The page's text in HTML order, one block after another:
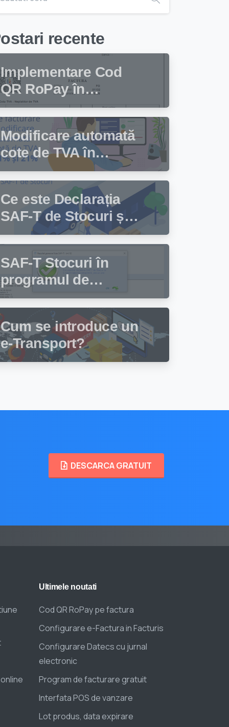
recente
Implementare Cod
QR RoPay în
programul de
facturare Facturis
Modificare automată
cote de TVA în
programul de
facturare Facturis
Ce este Declarația
SAF-T de Stocuri și
cine trebuie să
depună această
declarație?
SAF-T Stocuri în
programul de
facturare și gestiune
stocuri Facturis
Cum se introduce un
e-Transport?
DESCARCA GRATUIT
Ultimele noutati
Cod QR RoPay pe factura
Configurare e-Factura in Facturis
Configurare Datecs cu jurnal
electronic
Program de facturare gratuit
Interfata POS de vanzare
Lot produs, data expirare